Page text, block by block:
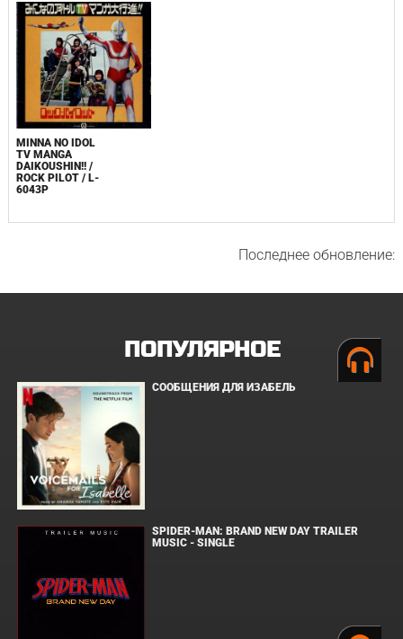
MINNA NO IDOL
TV MANGA
DAIKOUSHIN!! /
ROCK PILOT / L-
6043P
Последнее обновление:
ПОПУЛЯРНОЕ
СООБЩЕНИЯ ДЛЯ ИЗАБЕЛЬ
SPIDER-MAN: BRAND NEW DAY TRAILER
MUSIC - SINGLE